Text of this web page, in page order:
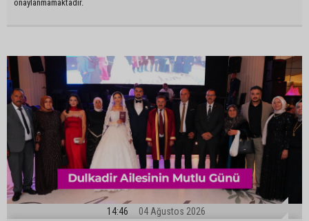
onaylanmamaktadır.
14:46 04 Ağustos 2026